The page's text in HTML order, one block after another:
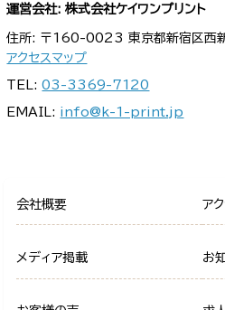
運営会社: 株式会社ケイワンプリント
住所: 〒160-0023 東京都新宿区
アクセスマップ
TEL:03-3369-7120
EMAIL: info@k-1-print.jp
会社概要 ア
メディア掲載 お